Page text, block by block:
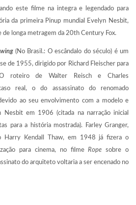
este filme na integra e legendado para
da primeira Pinup mundial Evelyn Nesbit,
de longa metragem da 20th Century Fox.
(No Brasil.: O escândalo do século) é um
de 1955, dirigido por Richard Fleischer para
roteiro de Walter Reisch e Charles
real, o do assassinato do renomado
ao seu envolvimento com a modelo e
Nesbit em 1906 (citada na narração inicial
para a história mostrada). Farley Granger,
Harry Kendall Thaw, em 1948 já fizera o
para cinema, no filmeRope sobre o
do arquiteto voltaria a ser encenado no